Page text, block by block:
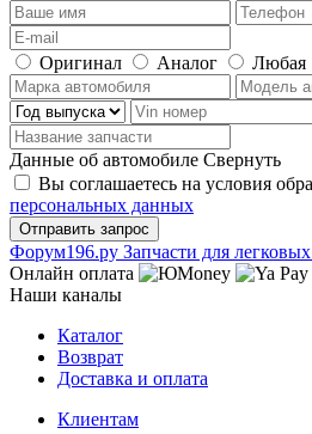
Оригинал Аналог Любая
Данные об автомобиле Свернуть
Вы соглашаетесь на условия
персональных данных
Фoрум196.ру Запчасти для
Онлайн оплата
Наши каналы
Каталог
Возврат
Доставка и оплата
Клиентам